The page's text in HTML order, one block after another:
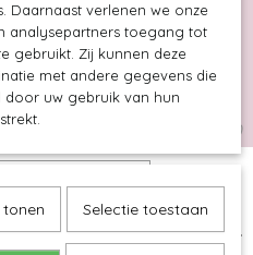
UW WINKELWAGEN
(0)
Daarnaast verlenen we onze
analysepartners toegang tot
gebruikt. Zij kunnen deze
met andere gegevens die
door uw gebruik van hun
Selectie toestaan